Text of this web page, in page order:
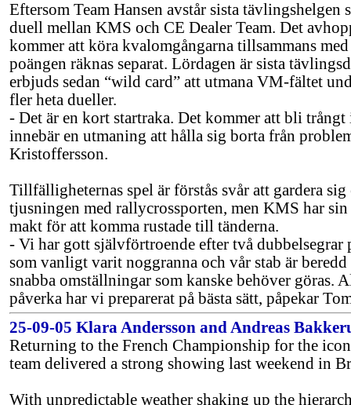
Eftersom Team Hansen avstår sista tävlingshelgen
duell mellan KMS och CE Dealer Team. Det
kommer att köra kvalomgångarna tillsammans
poängen räknas separat. Lördagen är sista
erbjuds sedan “wild card” att utmana VM-fältet
fler heta dueller.
- Det är en kort startraka. Det kommer att bli
innebär en utmaning att hålla sig borta från
Kristoffersson.
Tillfälligheternas spel är förstås svår att gardera
tjusningen med rallycrossporten, men KMS har
makt för att komma rustade till tänderna.
- Vi har gott självförtroende efter två dubbelsegrar
som vanligt varit noggranna och vår stab är beredd
snabba omställningar som kanske behöver göras.
påverka har vi preparerat på bästa sätt, påpekar
25-09-05 Klara Andersson and Andreas
Returning to the French Championship for the
team delivered a strong showing last weekend in
With unpredictable weather shaking up the